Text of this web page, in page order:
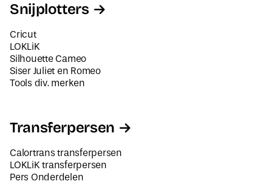
Snijplotters
Cricut
LOKLiK
Silhouette Cameo
Siser Juliet en Romeo
Tools div. merken
Transferpersen
Calortrans transferpersen
LOKLiK transferpersen
Pers Onderdelen